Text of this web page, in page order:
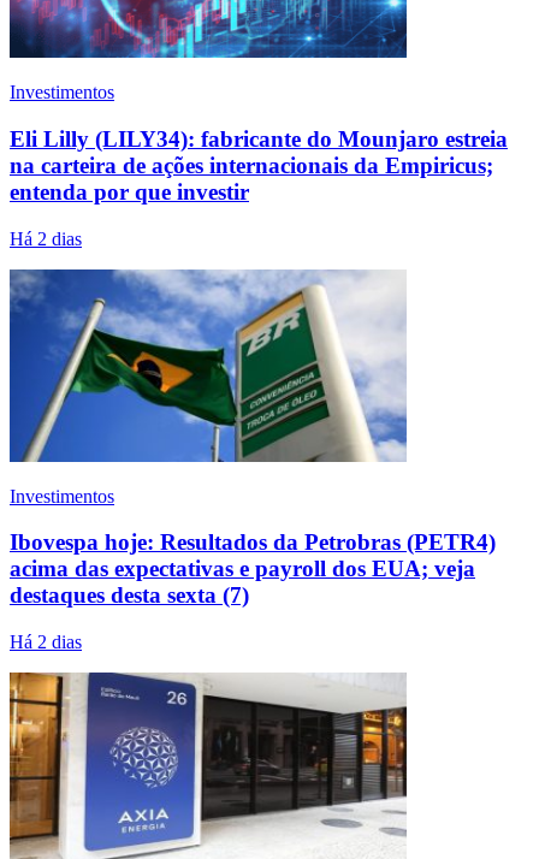
Investimentos
Eli Lilly (LILY34): fabricante do Mounjaro estreia
na carteira de ações internacionais da Empiricus;
entenda por que investir
Há 2 dias
Investimentos
Ibovespa hoje: Resultados da Petrobras (PETR4)
acima das expectativas e payroll dos EUA; veja
destaques desta sexta (7)
Há 2 dias